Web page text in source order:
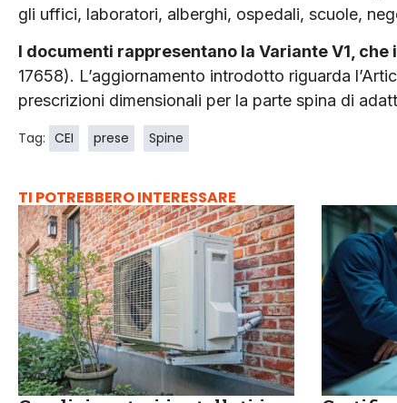
gli uffici, laboratori, alberghi, ospedali, scuole,
I documenti rappresentano la Variante V1,
17658). L’aggiornamento introdotto riguarda
prescrizioni dimensionali per la parte spina di
Tag: CEI prese Spine
TI POTREBBERO INTERESSARE